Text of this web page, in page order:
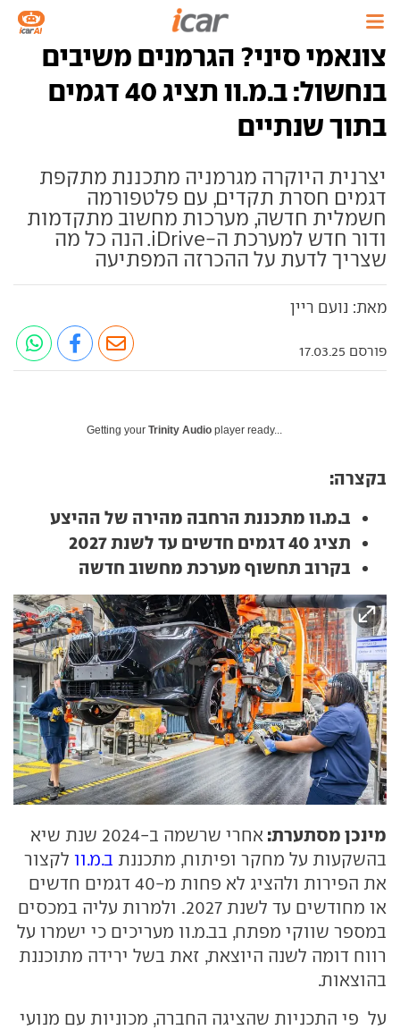
צונאמי סיני? הגרמנים משיבים
בנחשול: ב.מ.וו תציג 40 דגמים
בתוך שנתיים
יצרנית היוקרה מגרמניה מתכננת מתקפת
דגמים חסרת תקדים, עם פלטפורמה
חשמלית חדשה, מערכות מחשוב מתקדמות
ודור חדש למערכת ה-iDrive. הנה כל מה
שצריך לדעת על ההכרזה המפתיעה
מאת: נועם ריין
פורסם 17.03.25
Getting your Trinity Audio player ready...
בקצרה:
ב.מ.וו מתכננת הרחבה מהירה של ההיצע
תציג 40 דגמים חדשים עד לשנת 2027
בקרוב תחשוף מערכת מחשוב חדשה
מינכן מסתערת:
אחרי שרשמה ב-2024 שנת שיא
בהשקעות על מחקר ופיתוח, מתכננת ב.מ.וו לקצור
את הפירות ולהציג לא פחות מ-40 דגמים חדשים
או מחודשים עד לשנת 2027. ולמרות עליה במכסים
במספר שווקי מפתח, בב.מ.וו מעריכים כי ישמרו על
רווח דומה לשנה היוצאת, זאת בשל ירידה מתוכננת
בהוצאות.
על פי התכניות שהציגה החברה, מכוניות עם מנועי